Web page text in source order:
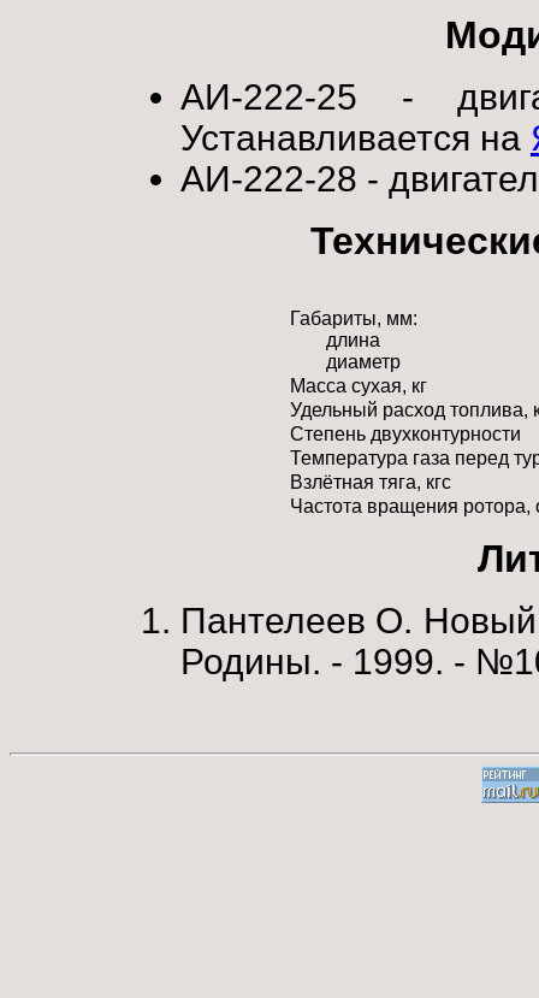
АИ-222-25 -
Устанавливается на
АИ-222-28 -
Габариты, мм:
длина
диаметр
Масса сухая, кг
Удельный расход топлива,
Степень двухконтурности
Температура газа перед
Взлётная тяга, кгс
Частота вращения ротора,
Пантелеев О.
Родины. - 1999. -